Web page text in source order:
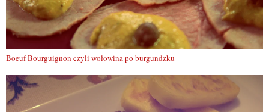
Boeuf Bourguignon czyli wołowina po burgundzku